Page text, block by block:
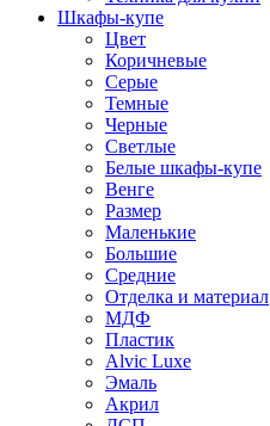
Шкафы-купе
Цвет
Коричневые
Серые
Темные
Черные
Светлые
Белые шкафы-купе
Венге
Размер
Маленькие
Большие
Средние
Отделка и материал
МДФ
Пластик
Alvic Luxe
Эмаль
Акрил